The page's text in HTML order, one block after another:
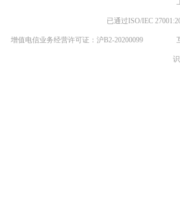
已通过ISO/IEC
增值电信业务经营许可证：沪B2-20200099